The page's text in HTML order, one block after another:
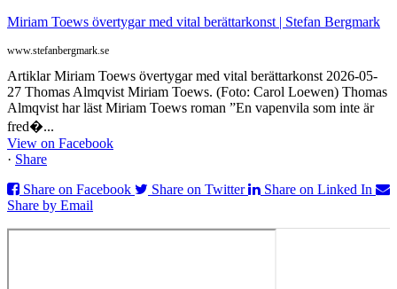
Miriam Toews övertygar med vital berättarkonst | Stefan Bergmark
www.stefanbergmark.se
Artiklar Miriam Toews övertygar med vital berättarkonst 2026-05-
27 Thomas Almqvist Miriam Toews. (Foto: Carol Loewen) Thomas
Almqvist har läst Miriam Toews roman ”En vapenvila som inte är
fred�...
View on Facebook
· Share
Share on Facebook
Share on Twitter
Share on Linked In
Share by Email